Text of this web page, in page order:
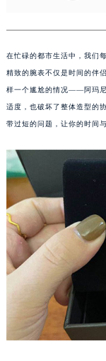
在忙碌的都市生活中，我们
精致的腕表不仅是时间的伴
样一个尴尬的情况——阿玛尼
适度，也破坏了整体造型的
带过短的问题，让你的时间